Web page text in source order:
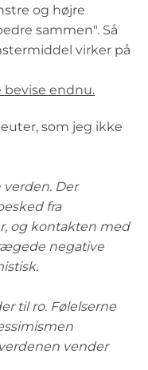
og højre
sammen". Så
virker på
endnu.
som jeg ikke
verden. Der
fra
og kontakten med
negative
til ro. Følelserne
vender